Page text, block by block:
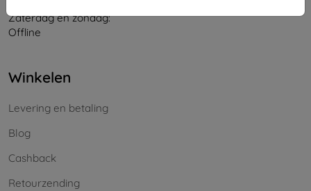
Zaterdag en zondag:
Offline
Winkelen
Levering en betaling
Blog
Cashback
Retourzending